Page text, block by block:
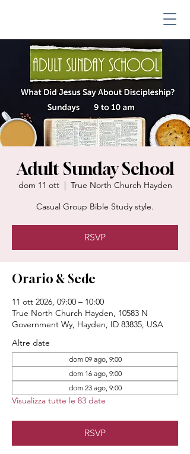
Adult Sunday School
dom 11 ott
  |
True North Church Hayden
Casual Group Bible Study style.
RSVP
Orario & Sede
11 ott 2026, 09:00 – 10:00
True North Church Hayden, 10583 N
Government Wy, Hayden, ID 83835, USA
Altre date
dom 09 ago, 9:00
dom 16 ago, 9:00
dom 23 ago, 9:00
Visualizza tutte le 83 date
RSVP